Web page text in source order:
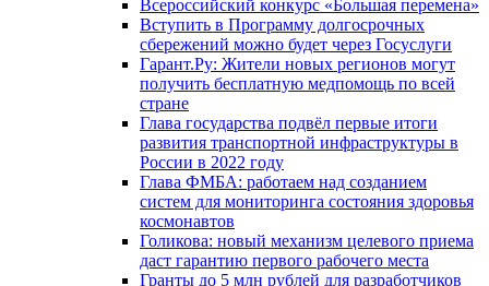
Всероссийский конкурс «Большая перемена»
Вступить в Программу долгосрочных
сбережений можно будет через Госуслуги
Гарант.Ру: Жители новых регионов могут
получить бесплатную медпомощь по всей
стране
Глава государства подвёл первые итоги
развития транспортной инфраструктуры в
России в 2022 году
Глава ФМБА: работаем над созданием
систем для мониторинга состояния здоровья
космонавтов
Голикова: новый механизм целевого приема
даст гарантию первого рабочего места
Гранты до 5 млн рублей для разработчиков